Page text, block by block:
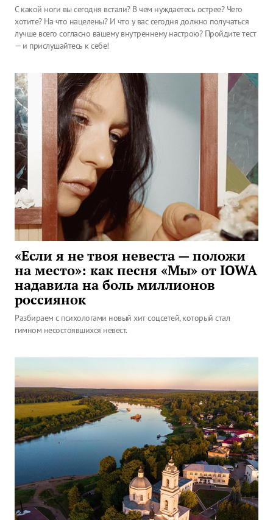
С какой ноги вы сегодня встали? В чем нуждаетесь острее? Чего
хотите? На что нацелены? И что у вас сегодня должно получаться
лучше всего согласно вашему внутреннему настрою? Пройдите тест
— и прислушайтесь к себе!
«Если я не твоя невеста — положи
на место»: как песня «Мы» от IOWA
надавила на боль миллионов
россиянок
Разбираем с психологами новый хит соцсетей, который стал
гимном несостоявшихся невест.